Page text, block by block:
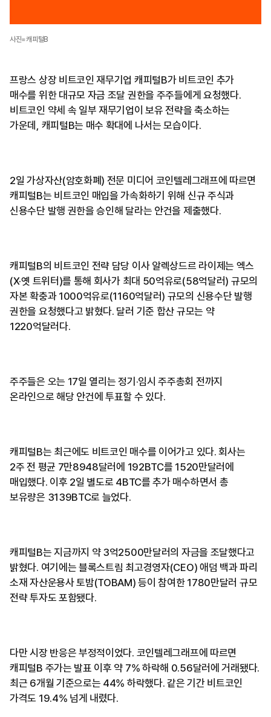
사진=캐피털B
프랑스 상장 비트코인 재무기업 캐피털B가 비트코인 추가
매수를 위한 대규모 자금 조달 권한을 주주들에게 요청했다.
비트코인 약세 속 일부 재무기업이 보유 전략을 축소하는
가운데, 캐피털B는 매수 확대에 나서는 모습이다.
2일 가상자산(암호화폐) 전문 미디어 코인텔레그래프에 따르면
캐피털B는 비트코인 매입을 가속화하기 위해 신규 주식과
신용수단 발행 권한을 승인해 달라는 안건을 제출했다.
캐피털B의 비트코인 전략 담당 이사 알렉상드르 라이제는 엑스
(X·옛 트위터)를 통해 회사가 최대 50억유로(58억달러) 규모의
자본 확충과 1000억유로(1160억달러) 규모의 신용수단 발행
권한을 요청했다고 밝혔다. 달러 기준 합산 규모는 약
1220억달러다.
주주들은 오는 17일 열리는 정기·임시 주주총회 전까지
온라인으로 해당 안건에 투표할 수 있다.
캐피털B는 최근에도 비트코인 매수를 이어가고 있다. 회사는
2주 전 평균 7만8948달러에 192BTC를 1520만달러에
매입했다. 이후 2일 별도로 4BTC를 추가 매수하면서 총
보유량은 3139BTC로 늘었다.
캐피털B는 지금까지 약 3억2500만달러의 자금을 조달했다고
밝혔다. 여기에는 블록스트림 최고경영자(CEO) 애덤 백과 파리
소재 자산운용사 토밤(TOBAM) 등이 참여한 1780만달러 규모
전략 투자도 포함됐다.
다만 시장 반응은 부정적이었다. 코인텔레그래프에 따르면
캐피털B 주가는 발표 이후 약 7% 하락해 0.56달러에 거래됐다.
최근 6개월 기준으로는 44% 하락했다. 같은 기간 비트코인
가격도 19.4% 넘게 내렸다.